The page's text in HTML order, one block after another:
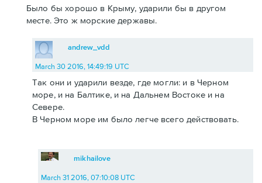
Было бы хорошо в Крыму, ударили бы в другом
месте. Это ж морские державы.
andrew_vdd
March 30 2016, 14:49:19 UTC
Так они и ударили везде, где могли: и в Черном
море, и на Балтике, и на Дальнем Востоке и на
Севере.
В Черном море им было легче всего действовать.
mikhailove
March 31 2016, 07:10:08 UTC